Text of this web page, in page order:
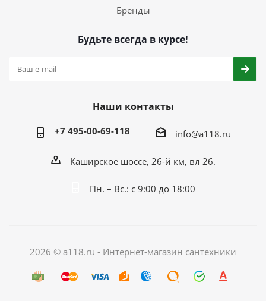
Бренды
Будьте всегда в курсе!
Наши контакты
+7 495-00-69-118 info@a118.ru
Каширское шоссе, 26-й км, вл 26.
Пн. – Вс.: с 9:00 до 18:00
2026 © a118.ru - Интернет-магазин сантехники